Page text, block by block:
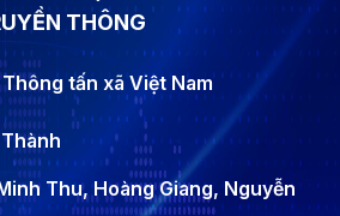
THÔNG
tấn xã Việt Nam
Thu, Hoàng Giang, Nguyễn